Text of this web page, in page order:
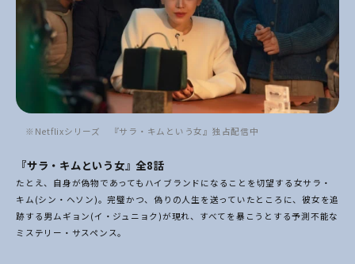
※Netflixシリーズ 『サラ・キムという女』独占配信中
『サラ・キムという女』全8話
たとえ、自身が偽物であってもハイブランドになることを切望する女サラ・
キム(シン・ヘソン)。完璧かつ、偽りの人生を送っていたところに、彼女を追
跡する男ムギョン(イ・ジュニョク)が現れ、すべてを暴こうとする予測不能な
ミステリー・サスペンス。